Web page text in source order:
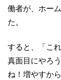
働者が、ホー
た。
すると、「こ
真面目にやろ
ね！増やすか